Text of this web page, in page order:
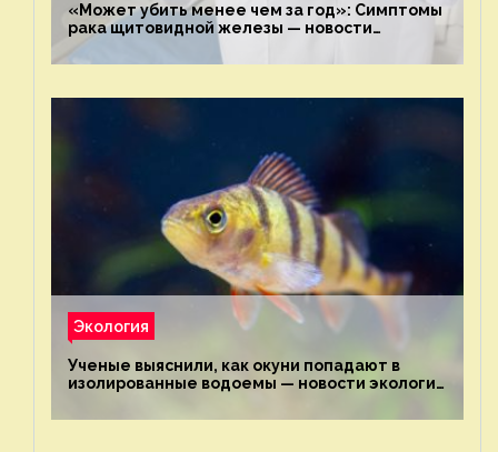
«Может убить менее чем за год»: Симптомы
рака щитовидной железы — новости
экологии на ECOportal
Экология
Ученые выяснили, как окуни попадают в
изолированные водоемы — новости экологии